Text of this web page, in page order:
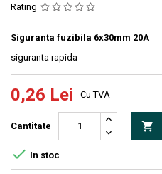
Rating
Siguranta fuzibila 6x30mm 20A
siguranta rapida
0,26 Lei Cu TVA
Cantitate 
 In stoc